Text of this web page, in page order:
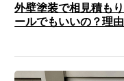
外壁塗装で相見積も
ールでもいいの？理